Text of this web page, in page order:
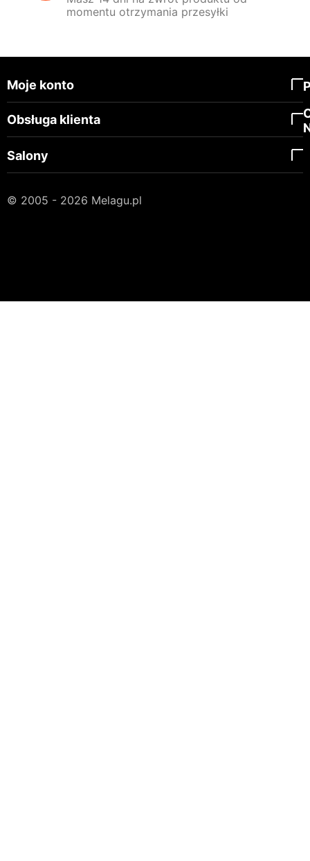
momentu otrzymania przesyłki
Moje konto
Obsługa klienta
Salony
© 2005 - 2026 Melagu.pl